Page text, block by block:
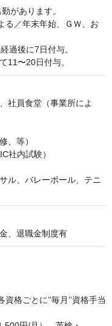
があります。
る／年末年始、ＧＷ、お
過後に7日付与。
20日付与。
社員食堂（事業所によ
、等）
社内試験）
ル、バレーボール、テニ
、退職金制度有
格ごとに’’毎月’’資格手当